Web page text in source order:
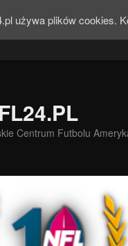
Centrum Futbolu
używa plików cookies.